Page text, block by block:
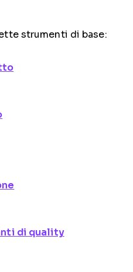
strumenti di base:
di quality